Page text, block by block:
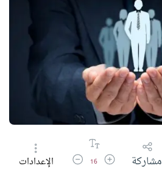
مشاركة زيادة حجم الخط
16 تقليل حجم الخط
الإعدادات